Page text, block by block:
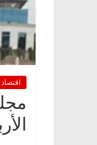
اقتصاد